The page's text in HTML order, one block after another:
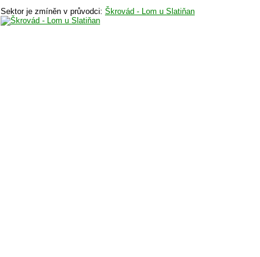
Sektor je zmíněn v průvodci: Škrovád - Lom u Slatiňan